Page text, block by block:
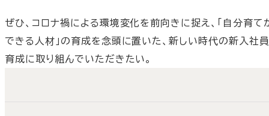
ぜひ、コロナ禍による環境変化を前向きに捉え、「自分育て
できる人材」の育成を念頭に置いた、新しい時代の新入社員
育成に取り組んでいただきたい。